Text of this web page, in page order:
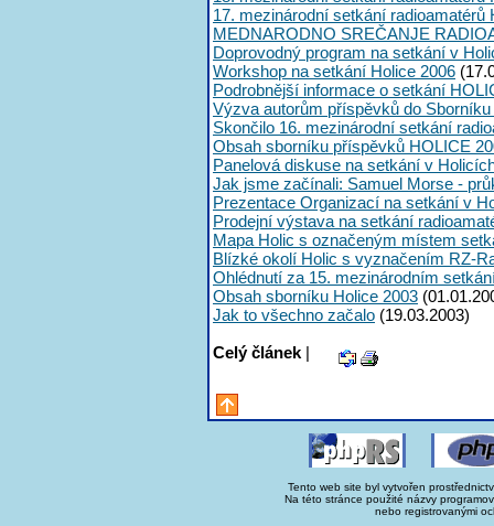
17. mezinárodní setkání radioamatérů
MEDNARODNO SREČANJE
Doprovodný program na setkání v
Workshop na setkání Holice 2006
Podrobnější informace o setkání
Výzva autorům příspěvků do
Skončilo 16. mezinárodní setkání
Obsah sborníku příspěvků HOLICE
Panelová diskuse na setkání v
Jak jsme začínali: Samuel Morse -
Prezentace Organizací na setkání v
Prodejní výstava na setkání
Mapa Holic s označeným místem
Blízké okolí Holic s vyznačením RZ-
Ohlédnutí za 15. mezinárodním
Obsah sborníku Holice 2003
Jak to všechno začalo (19.03.2003)
Celý článek |
Tento web site byl vytvořen
Na této stránce použité názvy
nebo registrovanými